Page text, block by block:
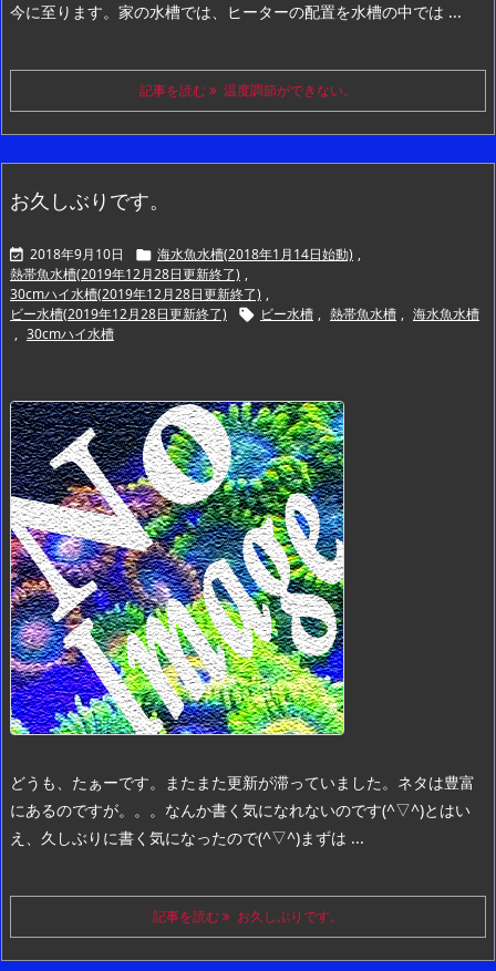
今に至ります。 家の水槽では、ヒーターの配置を水槽の中では ...
記事を読む 温度調節ができない。
お久しぶりです。
 2018年9月10日  海水魚水槽(2018年1月14日始動) ,
熱帯魚水槽(2019年12月28日更新終了) ,
30cmハイ水槽(2019年12月28日更新終了) ,
ビー水槽(2019年12月28日更新終了)
 ビー水槽 , 熱帯魚水槽 , 海水魚水槽
, 30cmハイ水槽
どうも、たぁーです。 またまた更新が滞っていました。 ネタは豊富
にあるのですが。。。 なんか書く気になれないのです(^▽^)とはい
え、久しぶりに書く気になったので(^▽^)まずは ...
記事を読む お久しぶりです。